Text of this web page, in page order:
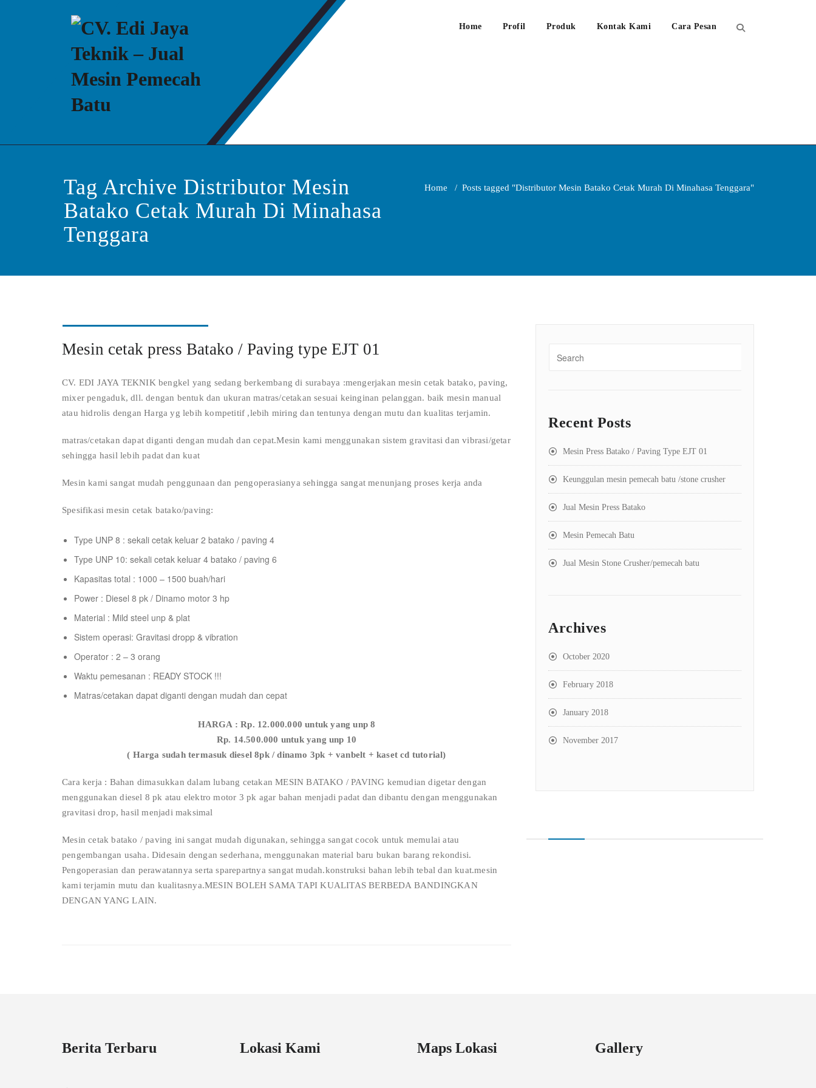
CV. Edi Jaya Teknik – Jual Mesin Pemecah Batu
Mesin Pemecah Batu Murah Berkualitas!
Home Profil Produk Kontak Kami Cara Pesan
Tag Archive Distributor Mesin
Batako Cetak Murah Di Minahasa
Tenggara
Home / Posts tagged "Distributor Mesin Batako Cetak Murah Di Minahasa Tenggara"
Mesin cetak press Batako / Paving type EJT 01
CV. EDI JAYA TEKNIK bengkel yang sedang berkembang di surabaya :mengerjakan mesin cetak batako, paving,
mixer pengaduk, dll. dengan bentuk dan ukuran matras/cetakan sesuai keinginan pelanggan. baik mesin manual
atau hidrolis dengan Harga yg lebih kompetitif ,lebih miring dan tentunya dengan mutu dan kualitas terjamin.
matras/cetakan dapat diganti dengan mudah dan cepat.Mesin kami menggunakan sistem gravitasi dan vibrasi/getar
sehingga hasil lebih padat dan kuat
Mesin kami sangat mudah penggunaan dan pengoperasianya sehingga sangat menunjang proses kerja anda
Spesifikasi mesin cetak batako/paving:
Type UNP 8 : sekali cetak keluar 2 batako / paving 4
Type UNP 10: sekali cetak keluar 4 batako / paving 6
Kapasitas total : 1000 – 1500 buah/hari
Power : Diesel 8 pk / Dinamo motor 3 hp
Material : Mild steel unp & plat
Sistem operasi: Gravitasi dropp & vibration
Operator : 2 – 3 orang
Waktu pemesanan : READY STOCK !!!
Matras/cetakan dapat diganti dengan mudah dan cepat
HARGA : Rp. 12.000.000 untuk yang unp 8
Rp. 14.500.000 untuk yang unp 10
( Harga sudah termasuk diesel 8pk / dinamo 3pk + vanbelt + kaset cd tutorial)
Cara kerja : Bahan dimasukkan dalam lubang cetakan MESIN BATAKO / PAVING kemudian digetar dengan
menggunakan diesel 8 pk atau elektro motor 3 pk agar bahan menjadi padat dan dibantu dengan menggunakan
gravitasi drop, hasil menjadi maksimal
Mesin cetak batako / paving ini sangat mudah digunakan, sehingga sangat cocok untuk memulai atau
pengembangan usaha. Didesain dengan sederhana, menggunakan material baru bukan barang rekondisi.
Pengoperasian dan perawatannya serta sparepartnya sangat mudah.konstruksi bahan lebih tebal dan kuat.mesin
kami terjamin mutu dan kualitasnya.MESIN BOLEH SAMA TAPI KUALITAS BERBEDA BANDINGKAN
DENGAN YANG LAIN.
Recent Posts
Mesin Press Batako / Paving Type EJT 01
Keunggulan mesin pemecah batu /stone crusher
Jual Mesin Press Batako
Mesin Pemecah Batu
Jual Mesin Stone Crusher/pemecah batu
Archives
October 2020
February 2018
January 2018
November 2017
Berita Terbaru Lokasi Kami Maps Lokasi Gallery